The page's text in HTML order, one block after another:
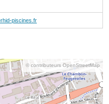
piscines.fr
© contributeurs OpenStreetMap